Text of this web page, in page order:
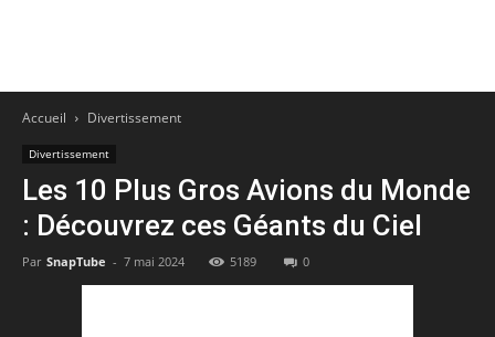
Accueil Divertissement
Divertissement
Les 10 Plus Gros Avions du Monde
: Découvrez ces Géants du Ciel
Par SnapTube - 7 mai 2024 5189 0